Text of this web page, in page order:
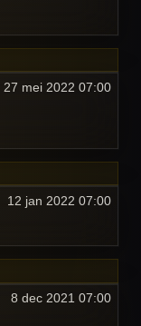
27 mei 2022 07:00
12 jan 2022 07:00
8 dec 2021 07:00